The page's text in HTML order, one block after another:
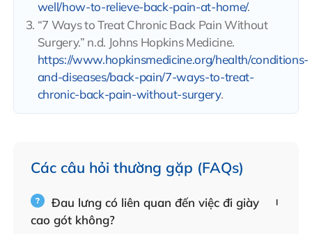
well/how-to-relieve-back-pain-at-home/.
“7 Ways to Treat Chronic Back Pain Without
Surgery.” n.d. Johns Hopkins Medicine.
https://www.hopkinsmedicine.org/health/conditions-
and-diseases/back-pain/7-ways-to-treat-
chronic-back-pain-without-surgery.
Các câu hỏi thường gặp (FAQs)
Đau lưng có liên quan đến việc đi giày
cao gót không?